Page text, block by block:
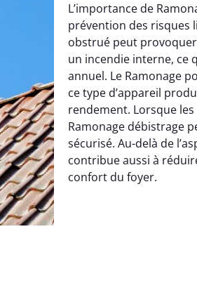
L’importance de
prévention des risques
obstrué peut
un incendie interne, ce
annuel. Le Ramonage
ce type d’appareil
rendement. Lorsque
Ramonage débistrage
sécurisé. Au-delà de
contribue aussi à
confort du foyer.